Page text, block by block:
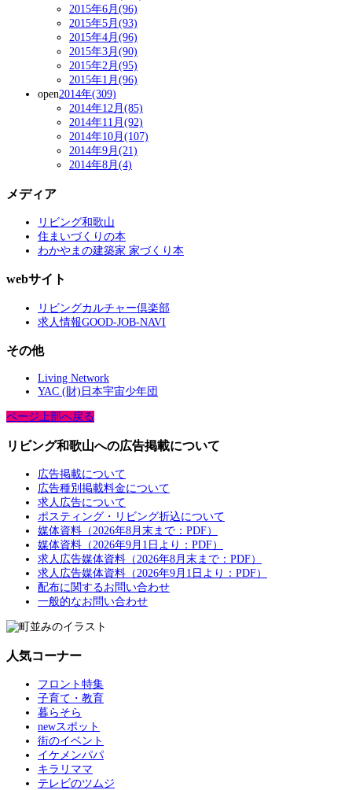
2015年6月(96)
2015年5月(93)
2015年4月(96)
2015年3月(90)
2015年2月(95)
2015年1月(96)
open2014年(309)
2014年12月(85)
2014年11月(92)
2014年10月(107)
2014年9月(21)
2014年8月(4)
メディア
リビング和歌山
住まいづくりの本
わかやまの建築家 家づくり本
webサイト
リビングカルチャー倶楽部
求人情報GOOD-JOB-NAVI
その他
Living Network
YAC (財)日本宇宙少年団
ページ上部へ戻る
リビング和歌山への広告掲載について
広告掲載について
広告種別掲載料金について
求人広告について
ポスティング・リビング折込について
媒体資料（2026年8月末まで：PDF）
媒体資料（2026年9月1日より：PDF）
求人広告媒体資料（2026年8月末まで：PDF）
求人広告媒体資料（2026年9月1日より：PDF）
配布に関するお問い合わせ
一般的なお問い合わせ
人気コーナー
フロント特集
子育て・教育
暮らそら
newスポット
街のイベント
イケメンパパ
キラリママ
テレビのツムジ